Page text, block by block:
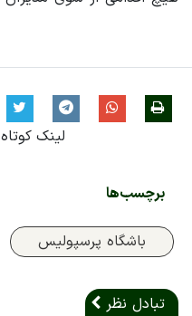
لینک کوتاه
برچسب‌ها
باشگاه پرسپولیس
تبادل نظر